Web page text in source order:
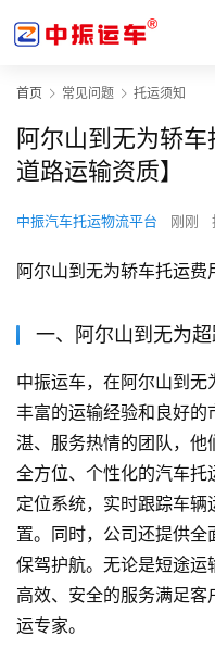
首页 常见问题 托运须知
阿尔山到无为轿
道路运输资质】
中振汽车托运物流平台 刚刚
阿尔山到无为轿车托运费
一、阿尔山到无为
中振运车，在阿尔山到
丰富的运输经验和良好
湛、服务热情的团队，
全方位、个性化的汽车托
定位系统，实时跟踪车
置。同时，公司还提供
保驾护航。无论是短途运
高效、安全的服务满足
运专家。